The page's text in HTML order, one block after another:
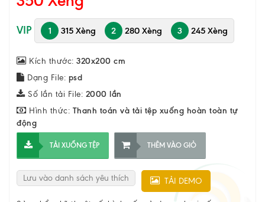
VIP 1 315 Xèng 2 280 Xèng 3 245 Xèng
Kích thước: 320x200 cm
Dạng File: psd
Số lần tải File: 2000 lần
Hình thức: Thanh toán và tải tệp xuống hoàn toàn tự
động
TẢI XUỐNG TỆP THÊM VÀO GIỎ
Lưu vào danh sách yêu thích TẢI DEMO